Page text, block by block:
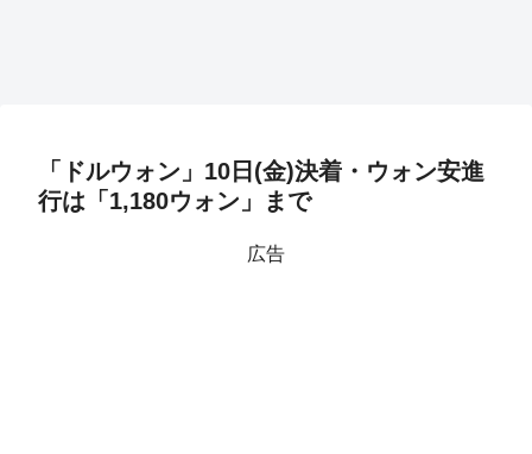
「ドルウォン」10日(金)決着・ウォン安進
行は「1,180ウォン」まで
広告